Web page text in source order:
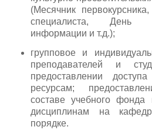
(Месячник
специалиста, День
информации и т.д.);
групповое и
преподавателей и
предоставлении
ресурсам;
составе учебного фонда
дисциплинам на
порядке.